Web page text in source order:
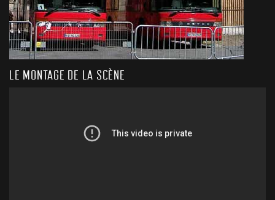
LE MONTAGE DE LA SCÈNE